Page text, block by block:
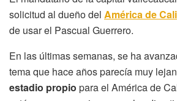
solicitud al dueño del América de Cali
de usar el Pascual Guerrero.
En las últimas semanas, se ha
tema que hace años parecía muy
estadio propio para el América de